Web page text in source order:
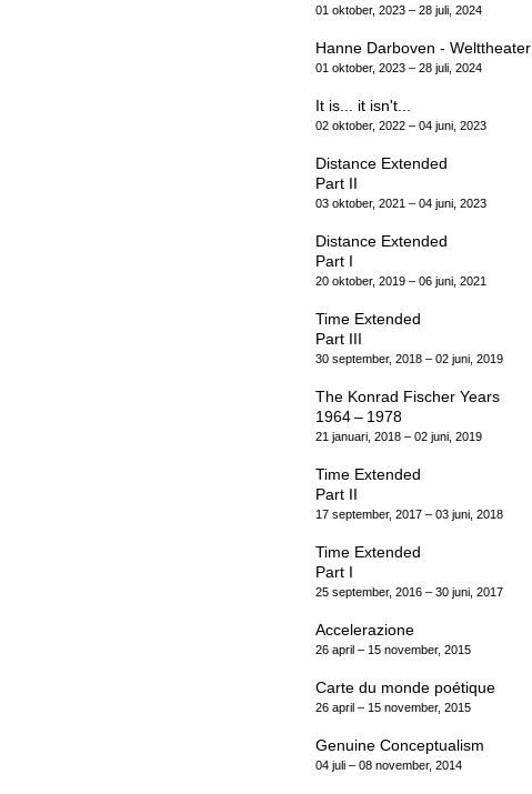
01 oktober, 2023 – 28 juli, 2024
Hanne Darboven - Welttheater
01 oktober, 2023 – 28 juli, 2024
It is... it isn't...
02 oktober, 2022 – 04 juni, 2023
Distance Extended
Part II
03 oktober, 2021 – 04 juni, 2023
Distance Extended
Part I
20 oktober, 2019 – 06 juni, 2021
Time Extended
Part III
30 september, 2018 – 02 juni, 2019
The Konrad Fischer Years
1964 – 1978
21 januari, 2018 – 02 juni, 2019
Time Extended
Part II
17 september, 2017 – 03 juni, 2018
Time Extended
Part I
25 september, 2016 – 30 juni, 2017
Accelerazione
26 april – 15 november, 2015
Carte du monde poétique
26 april – 15 november, 2015
Genuine Conceptualism
04 juli – 08 november, 2014